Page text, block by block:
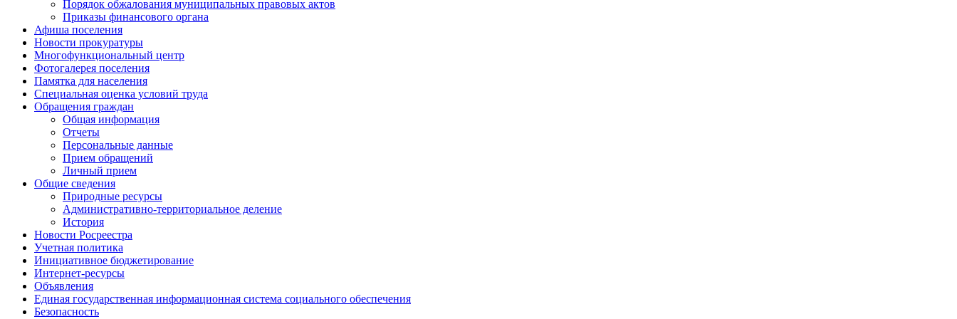
Порядок обжалования муниципальных правовых актов
Приказы финансового органа
Афиша поселения
Новости прокуратуры
Многофункциональный центр
Фотогалерея поселения
Памятка для населения
Специальная оценка условий труда
Обращения граждан
Общая информация
Отчеты
Персональные данные
Прием обращений
Личный прием
Общие сведения
Природные ресурсы
Административно-территориальное деление
История
Новости Росреестра
Учетная политика
Инициативное бюджетирование
Интернет-ресурсы
Объявления
Единая государственная информационная система социального обеспечения
Безопасность